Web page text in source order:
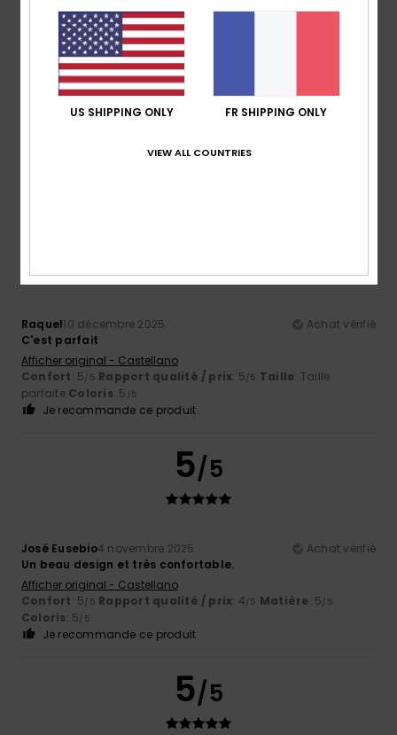
5 /5
25 décembre 2025
Achat vérifié
Un produit alliant design et qualité
Rapport qualité / prix: 5/5
Raquel10 décembre 2025
Achat vérifié
C'est parfait
Afficher original - Castellano
Confort: 5/5 Rapport qualité / prix: 5/5 Taille: Taille
parfaite Coloris: 5 /5
Je recommande ce produit
5/5
José Eusebio4 novembre 2025
Achat vérifié
Un beau design et très confortable.
Afficher original - Castellano
Confort: 5/5 Rapport qualité / prix: 4/5 Matière: 5/5
Coloris: 5/5
Je recommande ce produit
5/5
US SHIPPING ONLY FR SHIPPING ONLY
VIEW ALL COUNTRIES